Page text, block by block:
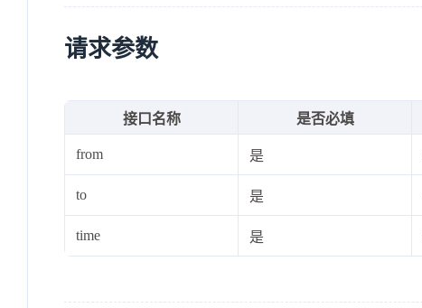
请求参数
接口名称 是否必填
from 是
to 是
time 是